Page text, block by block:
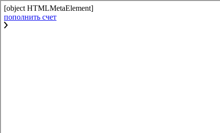
[object HTMLMetaElement]
пополнить счет